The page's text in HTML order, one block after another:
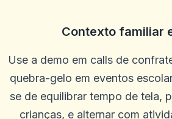
Contexto familiar
Use a demo em calls de
quebra-gelo em eventos
se de equilibrar tempo de tela,
crianças, e alternar com
2025-10-03 11:10:46
0 0
Ostha Meo
Bom site!